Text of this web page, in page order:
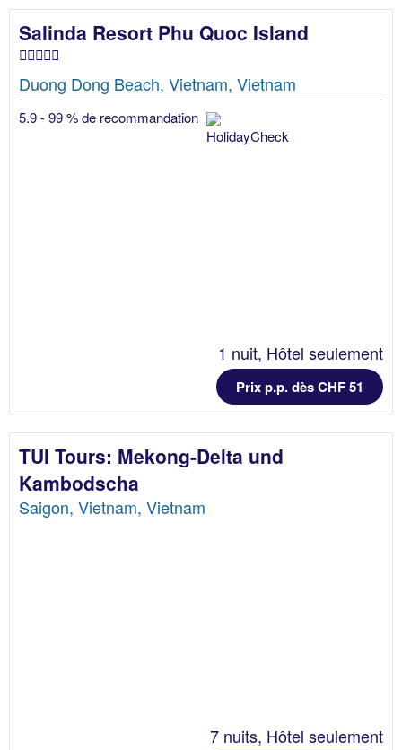
Salinda Resort Phu Quoc Island
Duong Dong Beach, Vietnam, Vietnam
5.9 - 99 % de recommandation
1 nuit, Hôtel seulement
Prix p.p. dès CHF 51
TUI Tours: Mekong-Delta und
Kambodscha
Saigon, Vietnam, Vietnam
7 nuits, Hôtel seulement